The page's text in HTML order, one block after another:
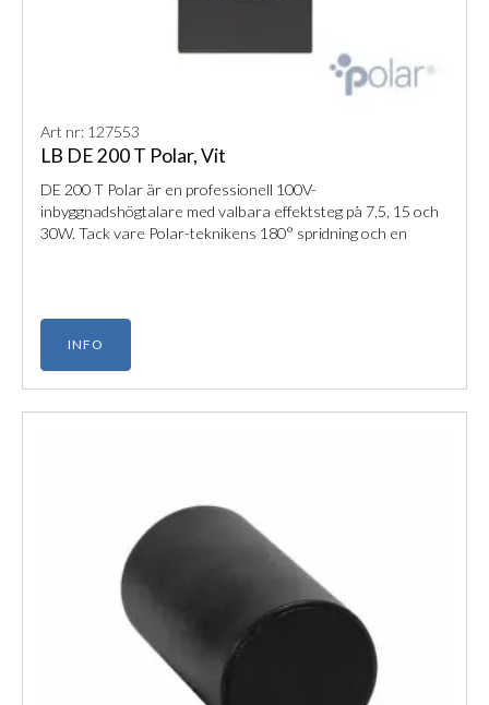
Art nr: 127553
LB DE 200 T Polar, Vit
DE 200 T Polar är en professionell 100V-
inbyggnadshögtalare med valbara effektsteg på 7,5, 15 och
30W. Tack vare Polar-teknikens 180° spridning och en
INFO